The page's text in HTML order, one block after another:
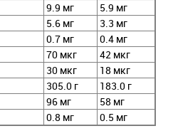
9.9 мг
5.9 мг
5.6 мг
3.3 мг
0.7 мг
0.4 мг
70 мкг
42 мкг
30 мкг
18 мкг
305.0 г
183.0 г
96 мг
58 мг
0.8 мг 0.5 мг